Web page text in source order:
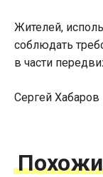
Жителей,
соблюдать
в части
Сергей Хабаров